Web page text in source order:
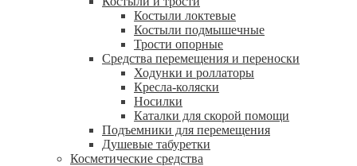
Костыли локтевые
Костыли подмышечные
Трости опорные
Средства перемещения и переноски
Ходунки и роллаторы
Кресла-коляски
Носилки
Каталки для скорой помощи
Подъемники для перемещения
Душевые табуретки
Косметические средства